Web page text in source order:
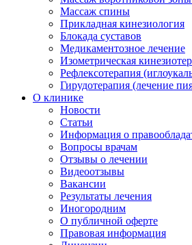
Массаж спины
Прикладная кинезиология
Блокада суставов
Медикаментозное лечение
Изометрическая
Рефлексотерапия
Гирудотерапия (лечение
О клинике
Новости
Статьи
Информация о
Вопросы врачам
Отзывы о лечении
Видеоотзывы
Вакансии
Результаты лечения
Иногородним
О публичной оферте
Правовая информация